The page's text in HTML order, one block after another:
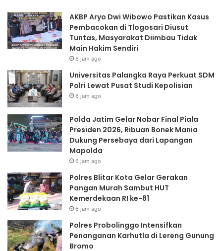
Persebaya
dari
Lapangan
Mapolda
AKBP Aryo Dwi Wibowo Pastikan Kasus
Pembacokan di Tlogosari Diusut
Tuntas, Masyarakat Diimbau Tidak
Main Hakim Sendiri
6 jam ago
Universitas Palangka Raya Perkuat SDM
Polri Lewat Pusat Studi Kepolisian
6 jam ago
Polda Jatim Gelar Nobar Final Piala
Presiden 2026, Ribuan Bonek Mania
Dukung Persebaya dari Lapangan
Mapolda
6 jam ago
Polres Blitar Kota Gelar Gerakan
Pangan Murah Sambut HUT
Kemerdekaan RI ke-81
6 jam ago
Polres Probolinggo Intensifkan
Penanganan Karhutla di Lereng Gunung
Bromo